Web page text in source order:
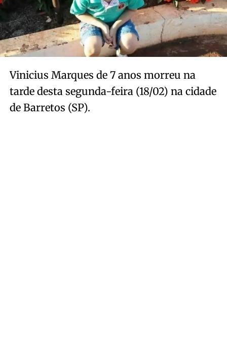
Vinicius Marques de 7 anos morreu na
tarde desta segunda-feira (18/02) na cidade
de Barretos (SP).